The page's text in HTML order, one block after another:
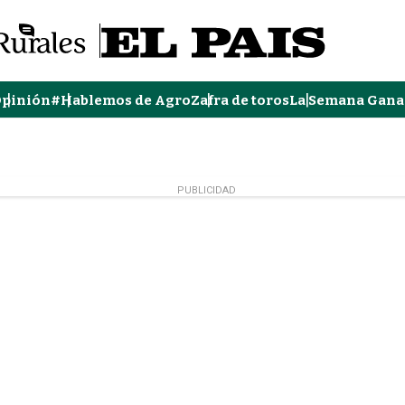
#Hablemos de AgroZafra de torosLa Semana
PUBLICIDAD